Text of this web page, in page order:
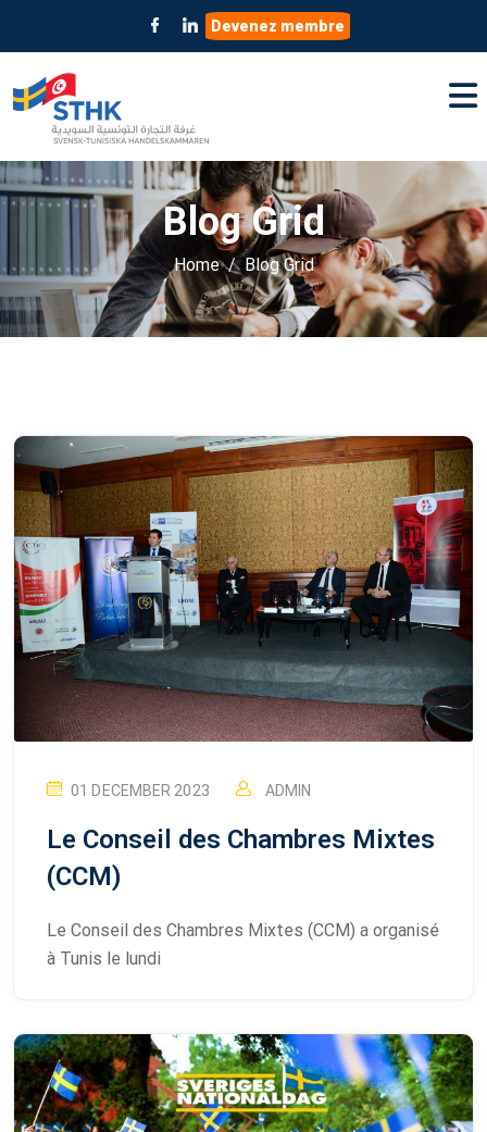
Devenez membre
Blog Grid
Home Blog Grid
01 DECEMBER 2023 ADMIN
Le Conseil des Chambres Mixtes
(CCM)
Le Conseil des Chambres Mixtes (CCM) a organisé
à Tunis le lundi